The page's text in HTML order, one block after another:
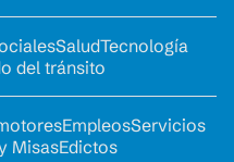
SaludTecnología
del tránsito
EmpleosServicios
MisasEdictos